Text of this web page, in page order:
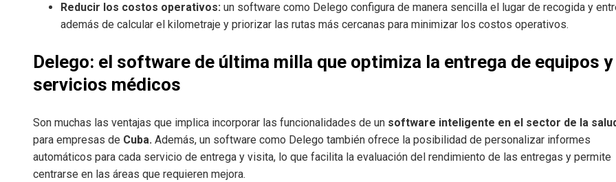
Reducir los costos operativos: un software como Delego configura de manera sencilla el lugar de recogida y
además de calcular el kilometraje y priorizar las rutas más cercanas para minimizar los costos operativos.
Delego: el software de última milla que optimiza la entrega de equipos y
servicios médicos
Son muchas las ventajas que implica incorporar las funcionalidades de un software inteligente en el sector de la
para empresas de Cuba. Además, un software como Delego también ofrece la posibilidad de personalizar informes
automáticos para cada servicio de entrega y visita, lo que facilita la evaluación del rendimiento de las entregas y permite
centrarse en las áreas que requieren mejora.